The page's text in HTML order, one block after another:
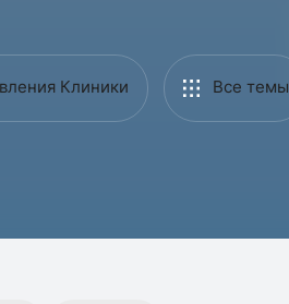
Клиники Все темы